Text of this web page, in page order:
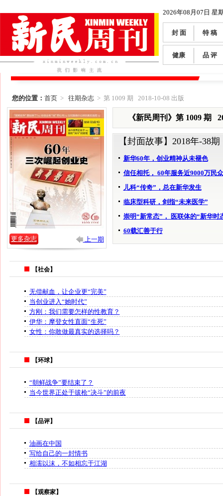
2026年08月07日 星
封 面 特 稿
健康 品 评
您的位置： 首页> 往期杂志> 第 1009 期 2018-10-08 出版
更多杂志 上一期
《新民周刊》第 1009 期
【封面故事】 2018年-38期
新华60年，创业精神从未褪色
信任相托， 60年服务近9000万民众
儿科“传奇”，总在新华发生
临床型科研，剑指“未来医学”
崇明“新常态”， 医联体的“新华时
60载汇善于行
【社会】
无偿献血，让企业更“完美”
当创业进入“她时代”
方刚：我们需要怎样的性教育？
伊华：摩登女性直面“生死”
女性：你敢做最真实的选择吗？
【环球】
“朝鲜战争”要结束了？
当今世界正处于拔枪“决斗”的前夜
【品评】
油画在中国
写给自己的一封情书
相濡以沫，不如相忘于江湖
【观察家】